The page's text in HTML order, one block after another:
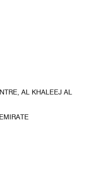
AL KHALEEJ AL